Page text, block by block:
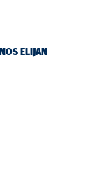
ELIJAN